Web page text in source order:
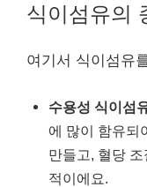
식이섬유의
여기서 식이섬유
수용성 식이섬
에 많이 함유되
만들고, 혈당
적이에요.